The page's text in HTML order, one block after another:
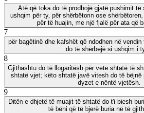
Atë që toka do të prodhojë gjatë pushimit të
ushqim për ty, për shërbëtorin ose
për të huajin, me një fjalë për ata që
7
për bagëtinë dhe kafshët që ndodhen në
do të shërbejë si ushqim i
8
Gjithashtu do të llogaritësh për vete shtatë të
shtatë vjet; këto shtatë javë vitesh do të bëjnë
dyzet e nëntë vjetësh.
9
Ditën e dhjetë të muajit të shtatë do t'i biesh
të bëni që të bjerë buria në të